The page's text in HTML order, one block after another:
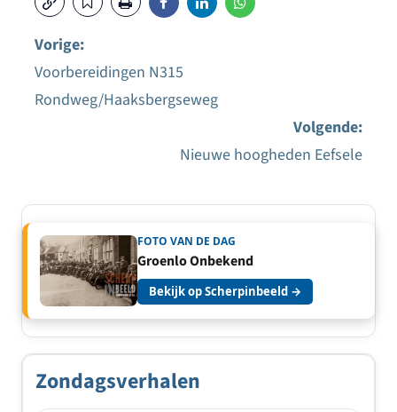
Bericht
Vorige:
Voorbereidingen N315
Rondweg/Haaksbergseweg
Volgende:
Nieuwe hoogheden Eefsele
FOTO VAN DE DAG
Groenlo Onbekend
Bekijk op Scherpinbeeld →
Zondagsverhalen